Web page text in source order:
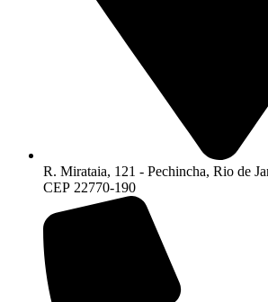
R. Mirataia, 121 - Pechincha, Rio de
CEP 22770-190